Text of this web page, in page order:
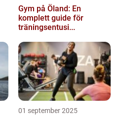
Gym på Öland: En
komplett guide för
träningsentusi...
01 september 2025